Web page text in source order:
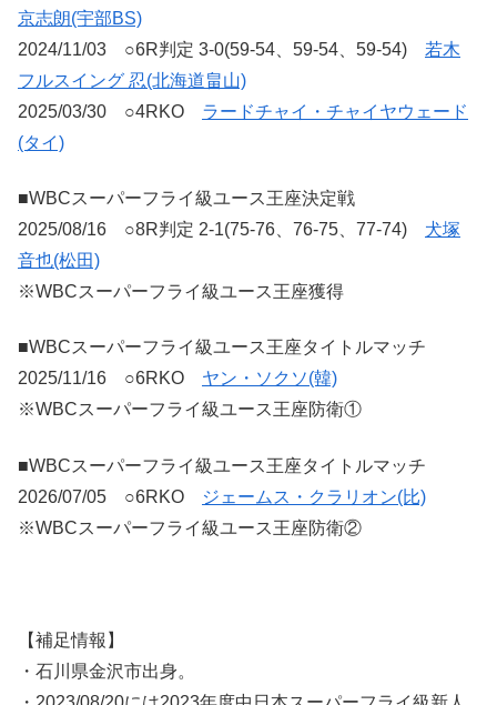
京志朗(宇部BS)
2024/11/03 ○6R判定 3-0(59-54、59-54、59-54) 若木
フルスイング 忍(北海道畠山)
2025/03/30 ○4RKO ラードチャイ・チャイヤウェード
(タイ)
■WBCスーパーフライ級ユース王座決定戦
2025/08/16 ○8R判定 2-1(75-76、76-75、77-74) 犬塚
音也(松田)
※WBCスーパーフライ級ユース王座獲得
■WBCスーパーフライ級ユース王座タイトルマッチ
2025/11/16 ○6RKO ヤン・ソクソ(韓)
※WBCスーパーフライ級ユース王座防衛①
■WBCスーパーフライ級ユース王座タイトルマッチ
2026/07/05 ○6RKO
ジェームス・クラリオン(比)
※WBCスーパーフライ級ユース王座防衛②
【補足情報】
・石川県金沢市出身。